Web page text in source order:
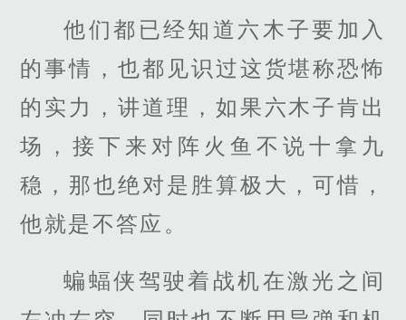
他们都已经知道六木子要加入
的事情，也都见识过这货堪称恐怖
的实力，讲道理，如果六木子肯出
场，接下来对阵火鱼不说十拿九
稳，那也绝对是胜算极大，可惜，
他就是不答应。
蝙蝠侠驾驶着战机在激光之间